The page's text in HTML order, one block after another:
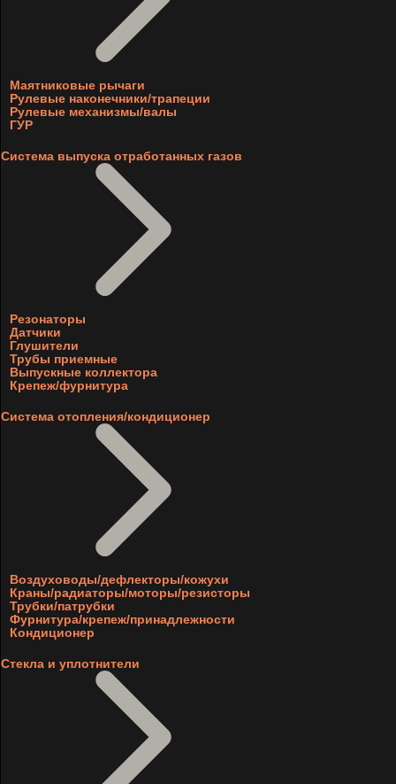
Маятниковые рычаги
Рулевые наконечники/трапеции
Рулевые механизмы/валы
ГУР
Система выпуска отработанных газов
Резонаторы
Датчики
Глушители
Трубы приемные
Выпускные коллектора
Крепеж/фурнитура
Система отопления/кондиционер
Воздуховоды/дефлекторы/кожухи
Краны/радиаторы/моторы/резисторы
Трубки/патрубки
Фурнитура/крепеж/принадлежности
Кондиционер
Стекла и уплотнители